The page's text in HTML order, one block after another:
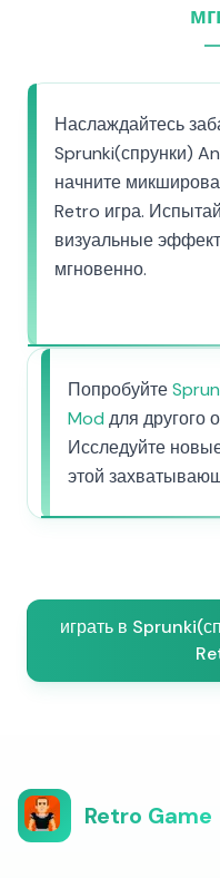
Наслаждайтесь
Sprunki(спрунки)
начните
Retro игра.
визуальные
мгновенно.
Попробуйте
Mod для другого
Исследуйте
этой
играть в
Retro Game